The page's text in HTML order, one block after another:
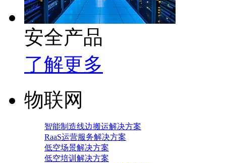
安全产品
了解更多
物联网
智能制造线边搬运解决方案
RaaS运营服务解决方案
低空场景解决方案
低空培训解决方案